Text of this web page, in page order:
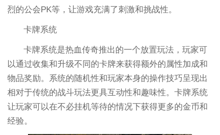
烈的公会PK等，让游戏充满了刺激和挑战性。
卡牌系统
卡牌系统是热血传奇推出的一个放置玩法，玩家可
以通过收集和升级不同的卡牌来获得额外的属性加成和
物品奖励。系统的随机性和玩家本身的操作技巧呈现出
相对于传统的战斗玩法更具互动性和趣味性。卡牌系统
让玩家可以在不必挂机等待的情况下获得更多的金币和
经验。